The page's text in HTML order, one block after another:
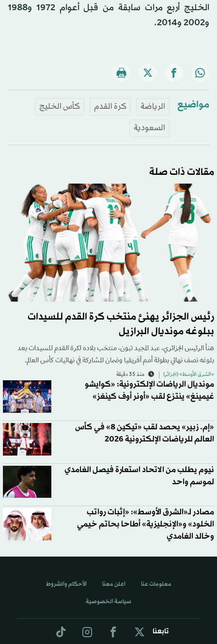
الخليج أربع مرات سابقة من قبل أعوام 1972 و1988
و2002 و2014.
مواضيع الرياضة كرة القدم
كأس الخليج
السعودية
مقالات ذات صلة
رئيس الجزائر يهنئ منتخب كرة القدم للسيدات
ببلوغه مونديال البرازيل
هنأ الرئيس الجزائري، عبد المجيد تبون، منتخب بلاده لكرة القدم للسيدات بعد
بلوغه نصف نهائي بطولة أمم أفريقيا وضمان المشاركة في نهائيات كأس العالم.
«الشرق الأوسط» (الجزائر) منذ 35 دقيقة
مونديال الرياضات الإلكترونية: «كوايشو
غيمينغ» ينتزع لقب «أونر أوف كينغز»
«إم. زبير» يحصد لقب «تيكين 8» في كأس
العالم للرياضات الإلكترونية 2026
نيوم يطلب من الاتحاد استعارة فيصل الغامدي
لموسم واحد
مصادر لـ«الشرق الأوسط»: «إثبات رواتب
الخلود» و«الإنجليزية» أطاحا بحاتم خيمي
وخالد الغامدي
تابعنا
معلومات عنا اعلن معنا الأحكام والشروط
سياسة الخصوصية